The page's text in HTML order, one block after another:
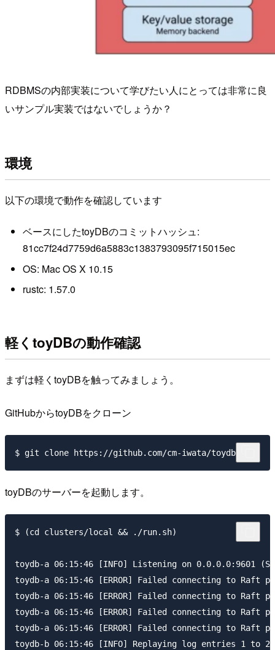
RDBMSの内部実装について学びたい人にとっては非常に良
いサンプル実装ではないでしょうか？
環境
以下の環境で動作を確認しています
ベースにしたtoyDBのコミットハッシュ:
81cc7f24d7759d6a5883c1383793095f715015ec
OS: Mac OS X 10.15
rustc: 1.57.0
軽くtoyDBの動作確認
まずは軽くtoyDBを触ってみましょう。
GitHubからtoyDBをクローン
toyDBのサーバーを起動します。
$ (cd clusters/local && ./run.sh)
toydb-a 06:15:46 [INFO] Listening on 0.0.0.0:9601
toydb-a 06:15:46 [ERROR] Failed connecting to Raft
toydb-a 06:15:46 [ERROR] Failed connecting to Raft
toydb-a 06:15:46 [ERROR] Failed connecting to Raft
toydb-a 06:15:46 [ERROR] Failed connecting to Raft
toydb-b 06:15:46 [INFO] Replaying log entries 1 to 23